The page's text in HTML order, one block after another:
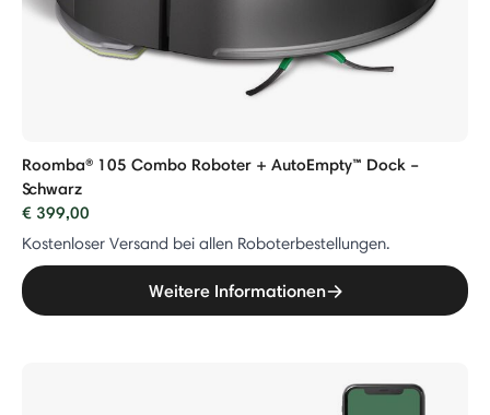
Roomba® 105 Combo Roboter + AutoEmpty™ Dock –
Schwarz
€ 399,00
Kostenloser Versand bei allen Roboterbestellungen.
Weitere Informationen